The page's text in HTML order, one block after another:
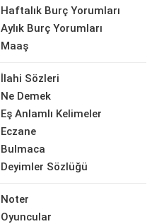
Haftalık Burç Yorumları
Aylık Burç Yorumları
Maaş
İlahi Sözleri
Ne Demek
Eş Anlamlı Kelimeler
Eczane
Bulmaca
Deyimler Sözlüğü
Noter
Oyuncular